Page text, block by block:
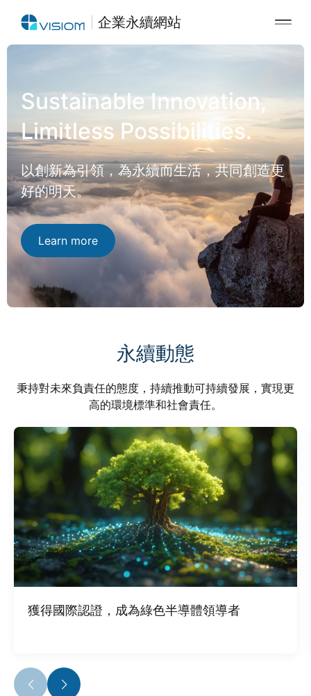
企業永續網站
Sustainable Innovation,
Limitless Possibilities.
以創新為引領，為永續而生活，共同創造更
好的明天。
Learn more
永續動態
秉持對未來負責任的態度，持續推動可持續發展，實現更
高的環境標準和社會責任。
獲得國際認證，成為綠色半導體領導者